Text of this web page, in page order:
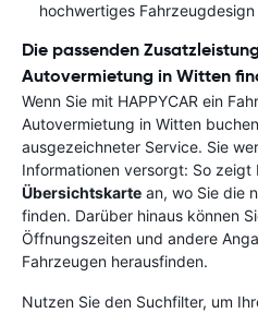
hochwertiges Fahrzeugdesign
Die passenden
Autovermietung in Witten
Wenn Sie mit HAPPYCAR ein
Autovermietung in Witten
ausgezeichneter Service. Sie
Informationen versorgt: So zeigt
Übersichtskarte an, wo Sie die
finden. Darüber hinaus können
Öffnungszeiten und andere
Fahrzeugen herausfinden.
Nutzen Sie den Suchfilter, um